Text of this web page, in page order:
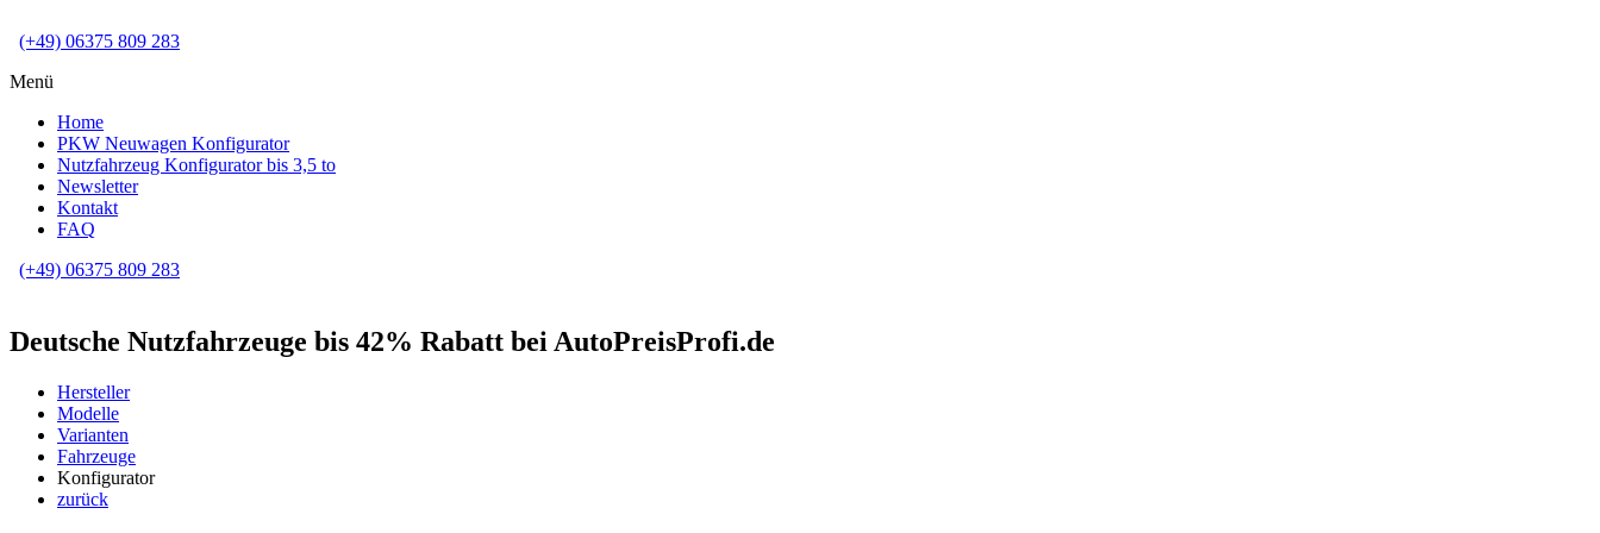
(+49) 06375 809 283
Menü
Home
PKW Neuwagen Konfigurator
Nutzfahrzeug Konfigurator bis 3,5 to
Newsletter
Kontakt
FAQ
(+49) 06375 809 283
Deutsche Nutzfahrzeuge bis 42% Rabatt bei AutoPreisProfi.de
Hersteller
Modelle
Varianten
Fahrzeuge
Konfigurator
zurück